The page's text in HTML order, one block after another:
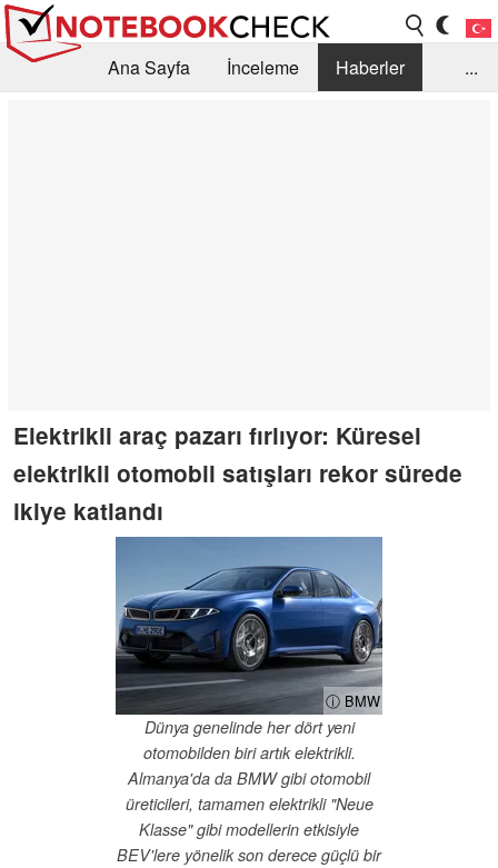
Ana Sayfa İnceleme
Haberler
...
Elektrikli araç pazarı fırlıyor: Küresel
elektrikli otomobil satışları rekor sürede
ikiye katlandı
ⓘ BMW
Dünya genelinde her dört yeni
otomobilden biri artık elektrikli.
Almanya'da da BMW gibi otomobil
üreticileri, tamamen elektrikli "Neue
Klasse" gibi modellerin etkisiyle
BEV'lere yönelik son derece güçlü bir